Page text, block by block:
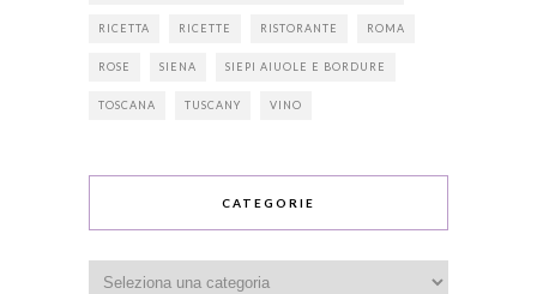
RICETTA RICETTE RISTORANTE ROMA
ROSE SIENA SIEPI AIUOLE E BORDURE
TOSCANA TUSCANY VINO
CATEGORIE